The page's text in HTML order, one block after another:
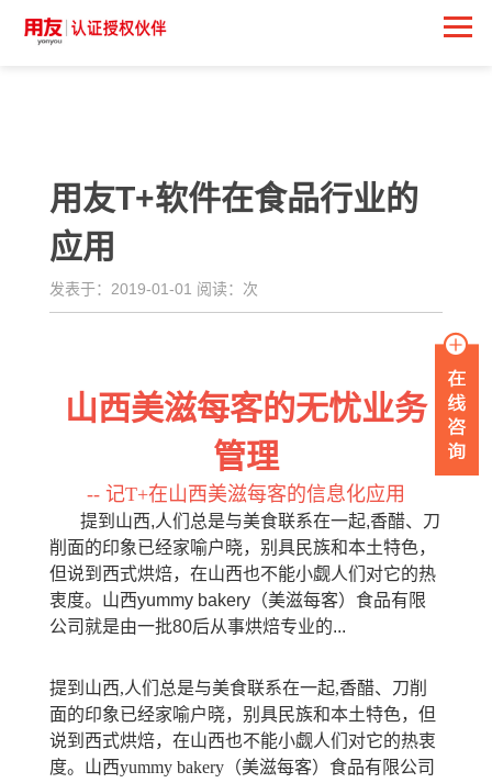
用友T+软件在食品行业的
应用
发表于：2019-01-01 阅读： 次
山西美滋每客的无忧业务
管理
-- 记T+在山西美滋每客的信息化应用
提到山西,人们总是与美食联系在一起,香醋、刀
削面的印象已经家喻户晓，别具民族和本土特色，
但说到西式烘焙，在山西也不能小觑人们对它的热
衷度。山西yummy bakery（美滋每客）食品有限
公司就是由一批80后从事烘焙专业的...
提到山西,人们总是与美食联系在一起,香醋、刀削
面的印象已经家喻户晓，别具民族和本土特色，但
说到西式烘焙，在山西也不能小觑人们对它的热衷
度。山西yummy bakery（美滋每客）食品有限公司